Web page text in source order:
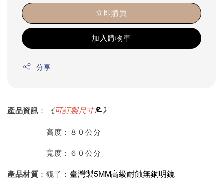
立即購買
加入購物車
分享
產品資訊 ： 《可訂製尺寸📝》
高度：８０公分
寬度：６０公分
產品材質 ：鏡子： 臺灣製5MM高級耐蝕無銅明鏡